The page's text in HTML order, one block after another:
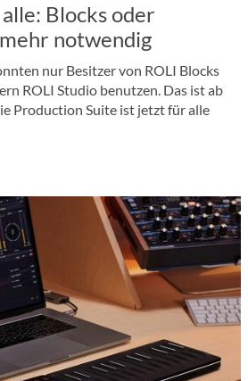
Blocks oder
notwendig
nur Besitzer von ROLI Blocks
ROLI Studio benutzen. Das ist ab
Production Suite ist jetzt für alle